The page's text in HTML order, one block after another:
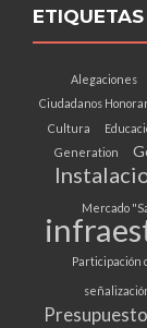
ETIQUETAS
Alegaciones
Ciudadanos
Cultura
Generation
Mercado
Participación